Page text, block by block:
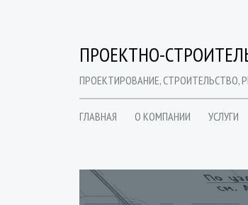
ПРОЕКТНО-
ПРОЕКТИРОВАНИЕ, СТРОИТЕЛЬСТВО,
ГЛАВНАЯ О КОМПАНИИ УСЛУГИ